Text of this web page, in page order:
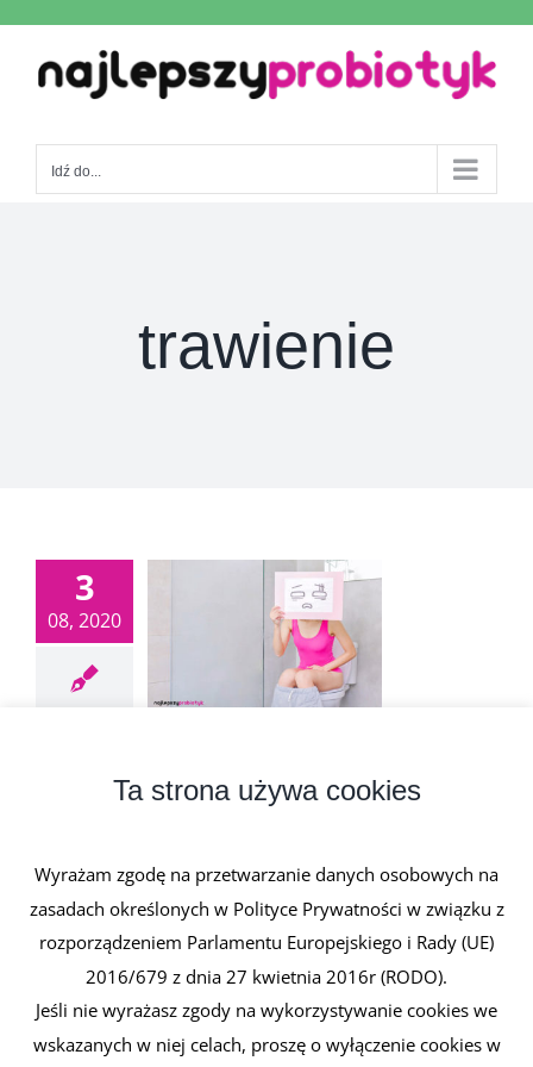
content
Idź do...
trawienie
3
08, 2020
3 sierpnia, 2020 | 1 komentarz
częstotliwością wypróżnień. Stolce [...]
Ta strona używa cookies
Wyrażam zgodę na przetwarzanie danych osobowych na
zasadach określonych w Polityce Prywatności w związku z
rozporządzeniem Parlamentu Europejskiego i Rady (UE)
2016/679 z dnia 27 kwietnia 2016r (RODO).
Jeśli nie wyrażasz zgody na wykorzystywanie cookies we
wskazanych w niej celach, proszę o wyłączenie cookies w